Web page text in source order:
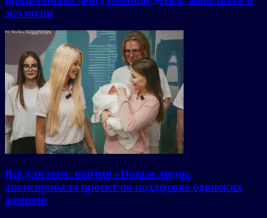
экологии
Все для мам: партия «Новые люди»
анонсировала проект по поддержке одиноких
женщин